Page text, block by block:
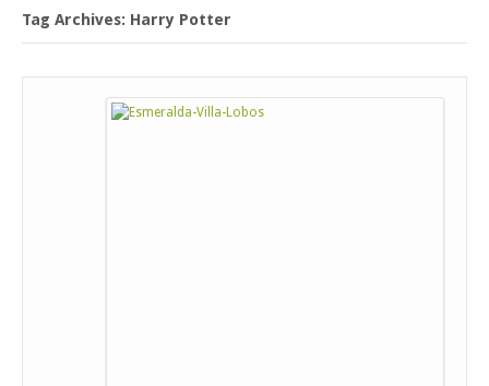
Tag Archives: Harry Potter